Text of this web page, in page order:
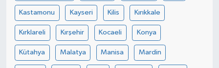
Kastamonu Kayseri Kilis Kırıkkale
Kırklareli Kırşehir Kocaeli Konya
Kütahya Malatya Manisa Mardin